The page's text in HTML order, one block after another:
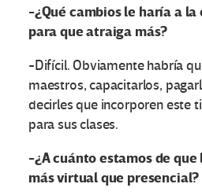
-¿Qué cambios le haría a
para que atraiga más?
-Difícil. Obviamente habría
maestros, capacitarlos,
decirles que incorporen este
para sus clases.
-¿A cuánto estamos de
más virtual que presencial?